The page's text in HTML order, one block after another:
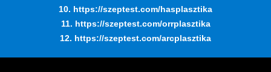
10. https://szeptest.com/hasplasztika
11. https://szeptest.com/orrplasztika
12. https://szeptest.com/arcplasztika